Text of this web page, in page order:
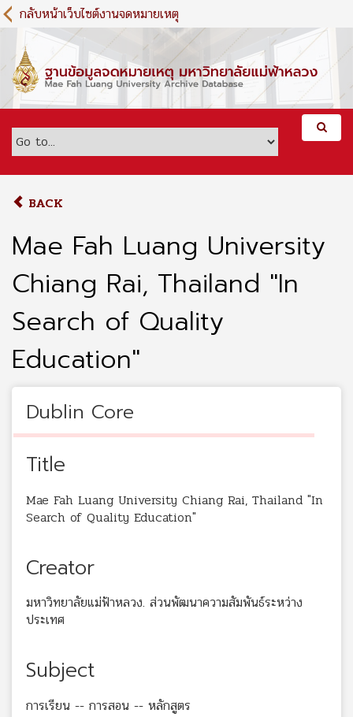
S
k
m
c
กลับหน้าเว็บไซต์งานจดหมายเหตุ
BACK
Mae Fah Luang University
Chiang Rai, Thailand "In
Search of Quality
Education"
Dublin Core
Title
Mae Fah Luang University Chiang Rai, Thailand "In
Search of Quality Education"
Creator
มหาวิทยาลัยแม่ฟ้าหลวง. ส่วนพัฒนาความสัมพันธ์ระหว่าง
ประเทศ
Subject
การเรียน -- การสอน -- หลักสูตร